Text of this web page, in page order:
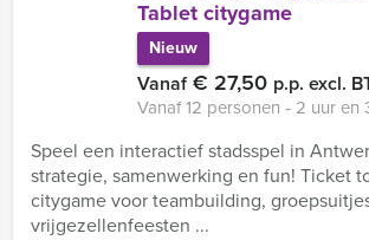
Tablet citygame
Nieuw
Vanaf€ 27,50 p.p. excl.
Vanaf 12 personen ‐ 2 uur en
Speel een interactief stadsspel in
strategie, samenwerking en fun! Ticket
citygame voor teambuilding,
vrijgezellenfeesten ...